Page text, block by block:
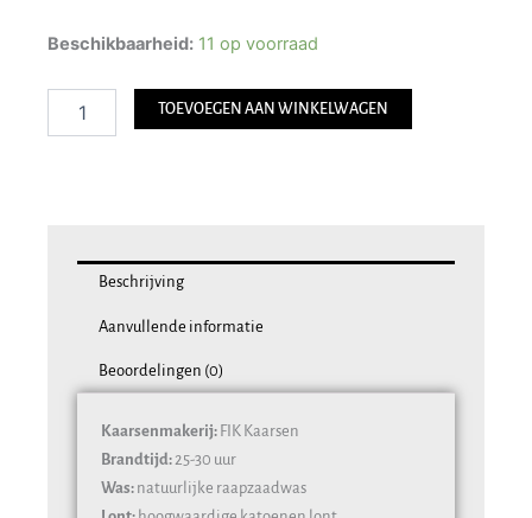
Beschikbaarheid: 11 op voorraad
FIK
Eucalyptus
Sandelhout
TOEVOEGEN AAN WINKELWAGEN
Beschrijving
Aanvullende informatie
Beoordelingen (0)
Kaarsenmakerij: FIK Kaarsen
Brandtijd: 25-30 uur
Was: natuurlijke raapzaadwas